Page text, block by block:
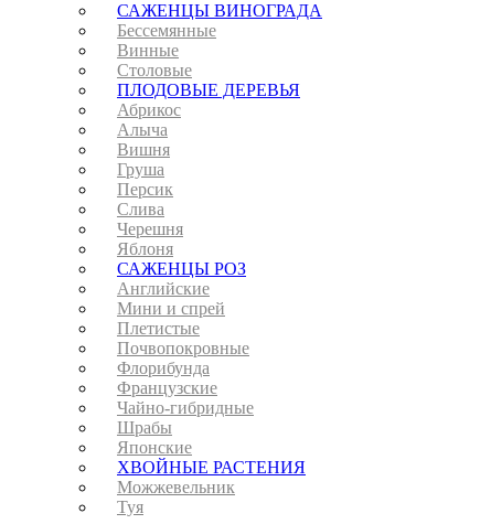
САЖЕНЦЫ ВИНОГРАДА
Бессемянные
Винные
Столовые
ПЛОДОВЫЕ ДЕРЕВЬЯ
Абрикос
Алыча
Вишня
Груша
Персик
Слива
Черешня
Яблоня
САЖЕНЦЫ РОЗ
Английские
Мини и спрей
Плетистые
Почвопокровные
Флорибунда
Французские
Чайно-гибридные
Шрабы
Японские
ХВОЙНЫЕ РАСТЕНИЯ
Можжевельник
Туя